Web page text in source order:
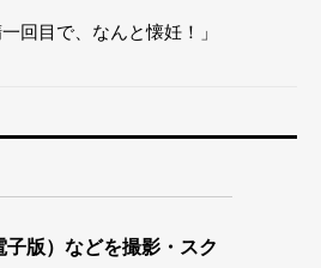
回目で、なんと懐妊！」
子版）などを撮影・スク